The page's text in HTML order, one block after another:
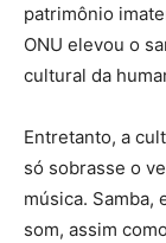
patrimônio
ONU elevou o
cultural da
Entretanto, a
só sobrasse o
música. Samba,
som, assim